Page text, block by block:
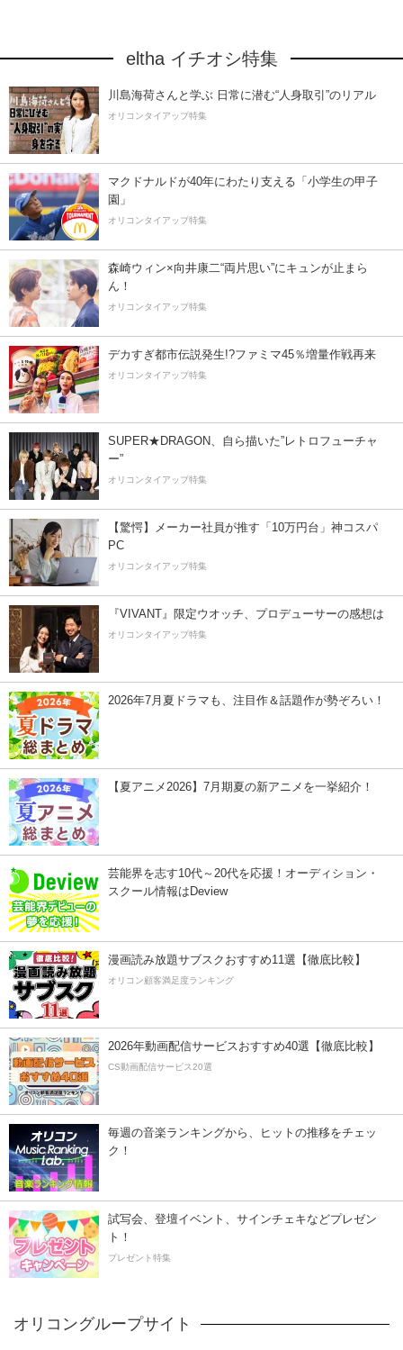
eltha イチオシ特集
川島海荷さんと学ぶ 日常に潜む“人身取引”のリアル
オリコンタイアップ特集
マクドナルドが40年にわたり支える「小学生の甲子
園」
オリコンタイアップ特集
森崎ウィン×向井康二“両片思い”にキュンが止まら
ん！
オリコンタイアップ特集
デカすぎ都市伝説発生!?ファミマ45％増量作戦再来
オリコンタイアップ特集
SUPER★DRAGON、自ら描いた”レトロフューチャ
ー”
オリコンタイアップ特集
【驚愕】メーカー社員が推す「10万円台」神コスパ
PC
オリコンタイアップ特集
『VIVANT』限定ウオッチ、プロデューサーの感想は
オリコンタイアップ特集
2026年7月夏ドラマも、注目作＆話題作が勢ぞろい！
【夏アニメ2026】7月期夏の新アニメを一挙紹介！
芸能界を志す10代～20代を応援！オーディション・
スクール情報はDeview
漫画読み放題サブスクおすすめ11選【徹底比較】
オリコン顧客満足度ランキング
2026年動画配信サービスおすすめ40選【徹底比較】
CS動画配信サービス20選
毎週の音楽ランキングから、ヒットの推移をチェッ
ク！
試写会、登壇イベント、サインチェキなどプレゼン
ト！
プレゼント特集
オリコングループサイト